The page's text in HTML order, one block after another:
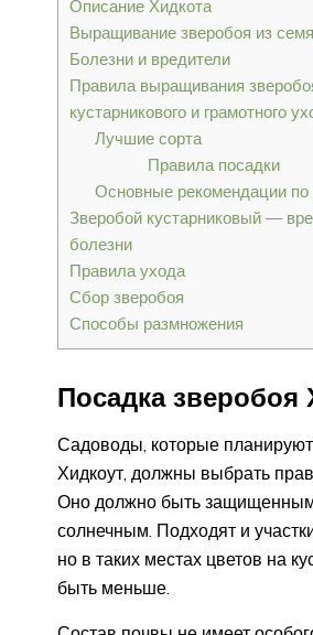
Описание Хидкота
Выращивание зверобоя из
Болезни и вредители
Правила выращивания
кустарникового и грамотного
Лучшие сорта
Правила посадки
Основные рекомендации по
Зверобой кустарниковый —
болезни
Правила ухода
Сбор зверобоя
Способы размножения
Посадка зверобоя
Садоводы, которые
Хидкоут, должны выбрать
Оно должно быть защищенным
солнечным. Подходят и
но в таких местах цветов на
быть меньше.